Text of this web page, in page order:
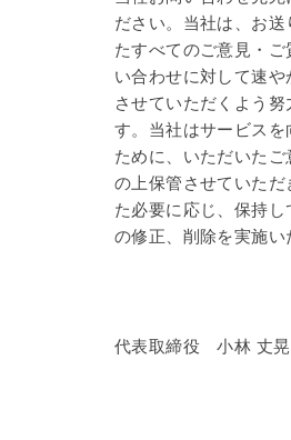
ださい。当社は、お送
たすべてのご意見・ご
い合わせに対して速や
させていただくよう努
す。当社はサービスを
ために、いただいたご
の上保管させていただ
た必要に応じ、保持し
の修正、削除を実施い
代表取締役 小林 丈晃